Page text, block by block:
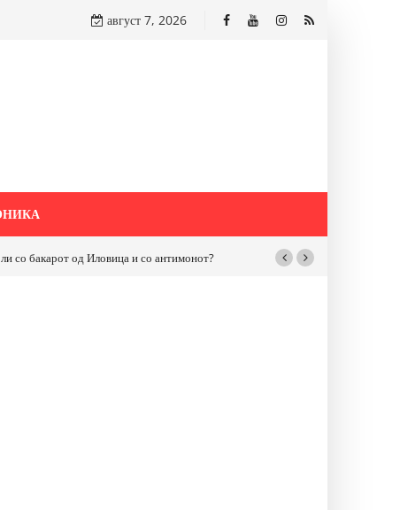
август 7, 2026
од Иловица и со антимонот?